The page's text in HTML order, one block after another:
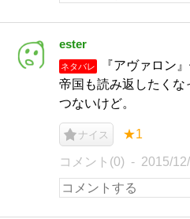
ester
ネタバレ
『アヴァロン
帝国も読み返したく
つないけど。
ナイス ★1
コメント(0) 2015/